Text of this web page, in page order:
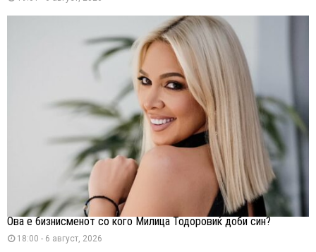
Ова е бизнисменот со кого Милица Тодоровиќ доби син?
18:00 - 6 август, 2026